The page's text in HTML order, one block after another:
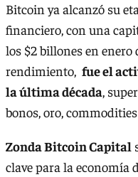
Bitcoin ya alcanzó su
financiero, con una
los $2 billones en
rendimiento, fue el
la última década,
bonos, oro,
Zonda Bitcoin Capital
clave para la economía